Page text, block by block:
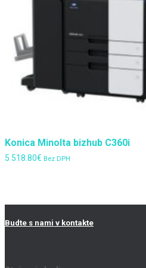
Konica Minolta bizhub C360i
5 518.80€ Bez DPH
Budte s nami v kontakte